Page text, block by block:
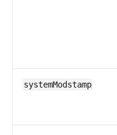
systemModstamp